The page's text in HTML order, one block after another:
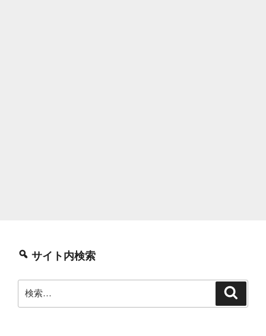
サイト内検索
索: